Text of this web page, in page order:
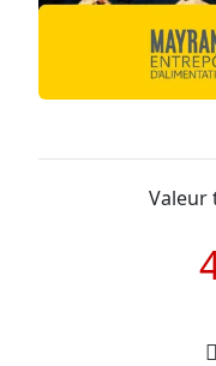
Valeur